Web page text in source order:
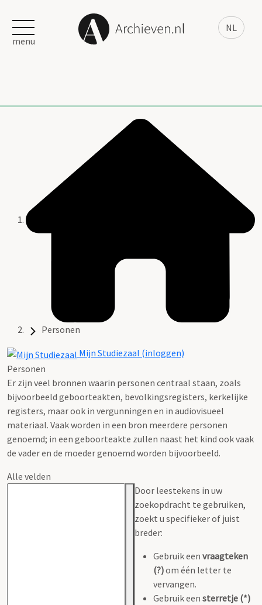
NL
menu
Personen
Mijn Studiezaal (inloggen)
Personen
Er zijn veel bronnen waarin personen centraal staan, zoals
bijvoorbeeld geboorteakten, bevolkingsregisters, kerkelijke
registers, maar ook in vergunningen en in audiovisueel
materiaal. Vaak worden in een bron meerdere personen
genoemd; in een geboorteakte zullen naast het kind ook vaak
de vader en de moeder genoemd worden bijvoorbeeld.
Alle velden
Door leestekens in uw
zoekopdracht te gebruiken,
zoekt u specifieker of juist
breder:
Gebruik een vraagteken
(?)om één letter te
vervangen.
Gebruik een sterretje (*)